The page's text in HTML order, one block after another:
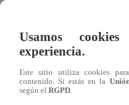
Usamos
experiencia.
Este sitio utiliza cookies
contenido. Si estás en la
según el RGPD.